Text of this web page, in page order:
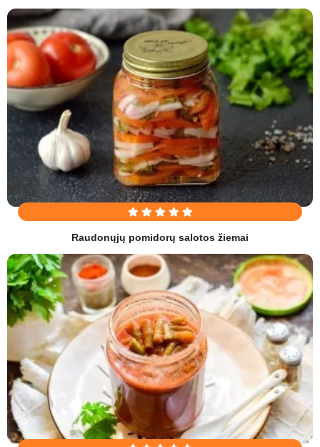
Raudonųjų pomidorų salotos žiemai